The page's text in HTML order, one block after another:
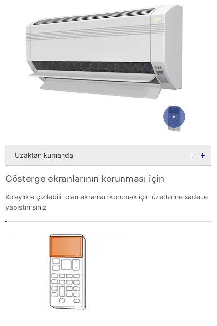
Uzaktan kumanda
Gösterge ekranlarının korunması için
Kolaylıkla çizilebilir olan ekranları korumak için üzerlerine sadece
yapıştırırsınız